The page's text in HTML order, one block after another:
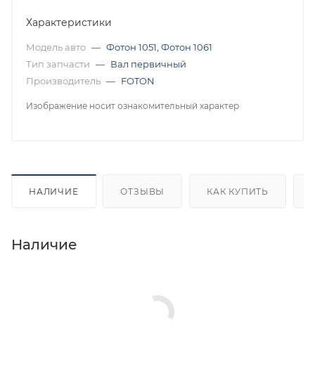
Характеристики
Модель авто — Фотон 1051 Фотон 1061
Тип запчасти — Вал первичный
Производитель — FOTON
Изображение носит ознакомительный характер
НАЛИЧИЕ ОТЗЫВЫ КАК КУПИТЬ
Наличие